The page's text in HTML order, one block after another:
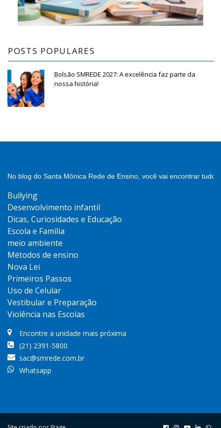
POSTS POPULARES
Bolsão SMREDE 2027: A excelência faz parte da
nossa história!
No blog do Santa Mônica Rede de Ensino, você vai encontrar
Bullying
Desenvolvimento infantil
Dicas, Curiosidades e Educação
Escola e Família
meio ambiente
Métodos de ensino
Nova Lei
Primeiros Passos
Uso de Celular
Vestibular e Preparação
Violência nas Escolas
Encontre a unidade mais próxima
(21) 2391-5800
sac@smrede.com.br
Whatsapp